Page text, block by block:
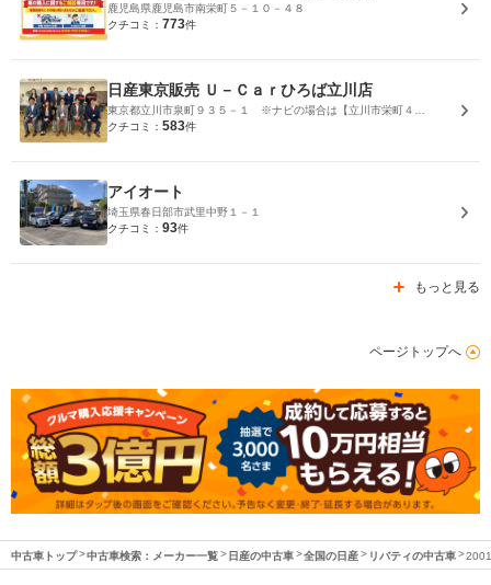
鹿児島県鹿児島市南栄町５－１０－４８
クチコミ： 773件
日産東京販売 Ｕ－Ｃａｒひろば立川店
クチコミ： 583件
アイオート
埼玉県春日部市武里中野１－１
クチコミ： 93件
もっと見る
ページトップへ
中古車トップ 中古車検索：メーカー一覧 日産の中古車 全国の日産 リバティの中古車